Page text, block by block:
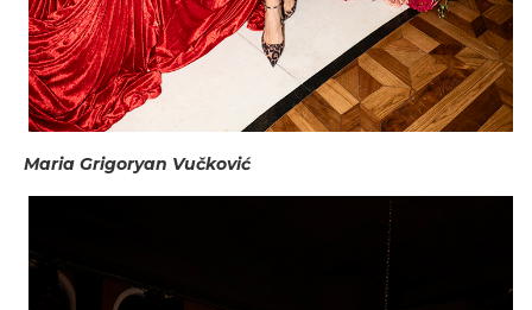
Maria Grigoryan Vučković